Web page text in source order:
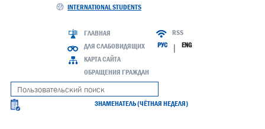
INTERNATIONAL STUDENTS
ГЛАВНАЯ
ДЛЯ СЛАБОВИДЯЩИХ
КАРТА САЙТА
ОБРАЩЕНИЯ ГРАЖДАН
RSS
РУС | ENG
ЗНАМЕНАТЕЛЬ (ЧЁТНАЯ НЕДЕЛЯ)